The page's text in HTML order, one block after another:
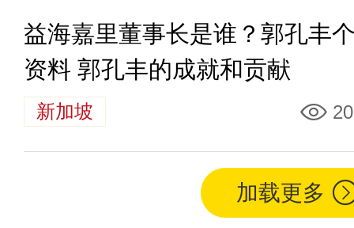
益海嘉里董事长是谁？郭孔丰
资料 郭孔丰的成就和贡献
新加坡
加载更多